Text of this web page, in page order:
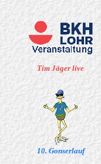
Tim Jäger live
10. Gonserlauf